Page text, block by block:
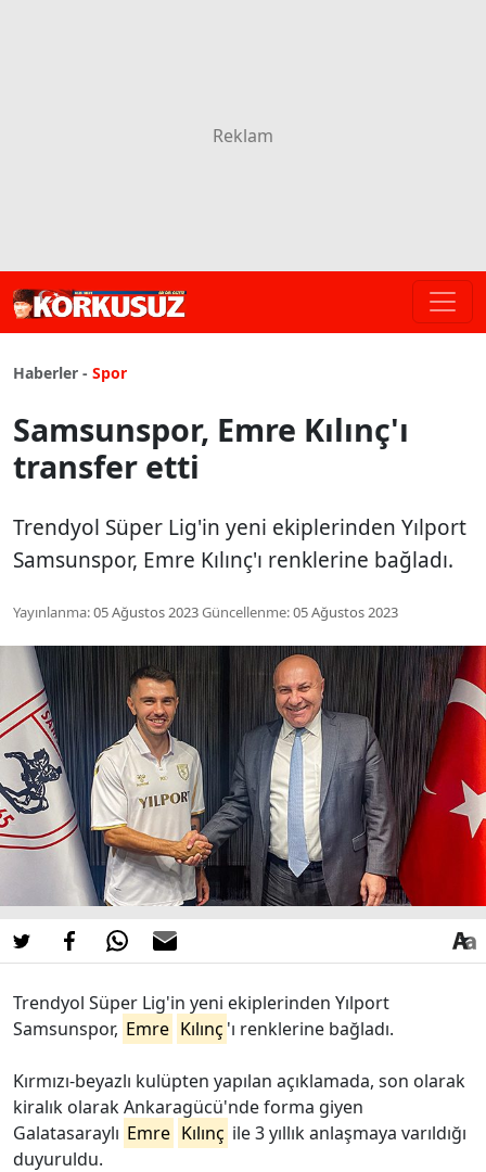
Haberler - Spor
Samsunspor, Emre Kılınç'ı
transfer etti
Trendyol Süper Lig'in yeni ekiplerinden Yılport
Samsunspor, Emre Kılınç'ı renklerine bağladı.
Yayınlanma:05 Ağustos 2023Güncellenme:05 Ağustos 2023
Trendyol Süper Lig'in yeni ekiplerinden Yılport
Samsunspor, Emre Kılınç 'ı renklerine bağladı.
Kırmızı-beyazlı kulüpten yapılan açıklamada, son olarak
kiralık olarak Ankaragücü'nde forma giyen
Galatasaraylı Emre Kılınç ile 3 yıllık anlaşmaya varıldığı
duyuruldu.